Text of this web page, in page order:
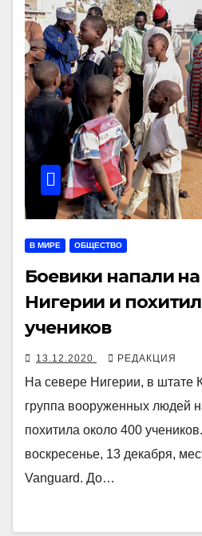
В МИРЕ ОБЩЕСТВО
Боевики напали
Нигерии и
учеников
13.12.2020 РЕДАКЦИЯ
На севере Нигерии, в штате
группа вооруженных людей
похитила около 400
воскресенье, 13 декабря,
Vanguard. До…